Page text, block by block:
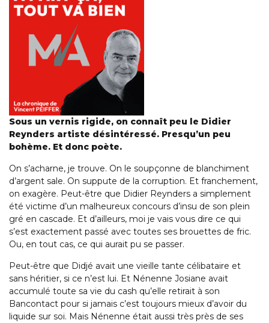
Sous un vernis rigide, on connaît peu le Didier
Reynders artiste désintéressé. Presqu’un peu
bohème. Et donc poète.
On s’acharne, je trouve. On le soupçonne de blanchiment
d’argent sale. On suppute de la corruption. Et franchement,
on exagère. Peut-être que Didier Reynders a simplement
été victime d’un malheureux concours d’insu de son plein
gré en cascade. Et d’ailleurs, moi je vais vous dire ce qui
s’est exactement passé avec toutes ses brouettes de fric.
Ou, en tout cas, ce qui aurait pu se passer.
Peut-être que Didjé avait une vieille tante célibataire et
sans héritier, si ce n’est lui. Et Nénenne Josiane avait
accumulé toute sa vie du cash qu’elle retirait à son
Bancontact pour si jamais c’est toujours mieux d’avoir du
liquide sur soi. Mais Nénenne était aussi très près de ses